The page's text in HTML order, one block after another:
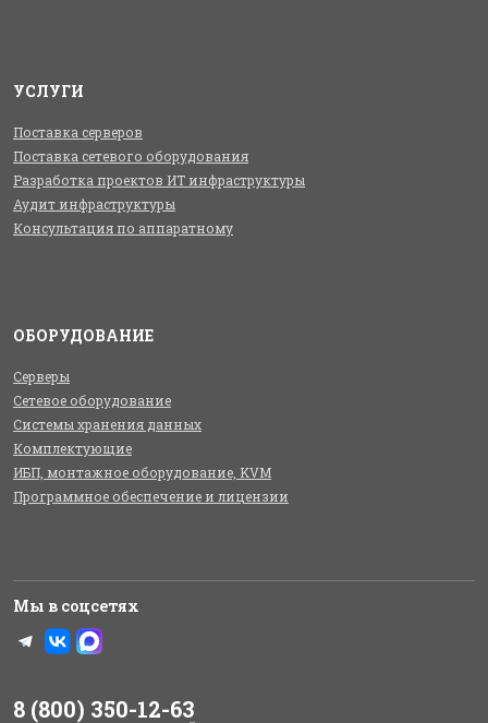
УСЛУГИ
Поставка серверов
Поставка сетевого оборудования
Разработка проектов ИТ инфраструктуры
Аудит инфраструктуры
Консультация по аппаратному
ОБОРУДОВАНИЕ
Серверы
Сетевое оборудование
Системы хранения данных
Комплектующие
ИБП, монтажное оборудование, KVM
Программное обеспечение и лицензии
Мы в соцсетях
8 (800) 350-12-63